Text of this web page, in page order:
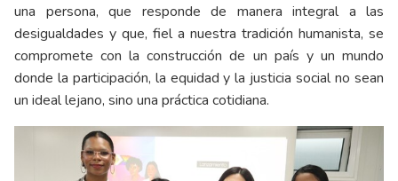
una persona, que responde de manera integral a las
desigualdades y que, fiel a nuestra tradición humanista, se
compromete con la construcción de un país y un mundo
donde la participación, la equidad y la justicia social no sean
un ideal lejano, sino una práctica cotidiana.